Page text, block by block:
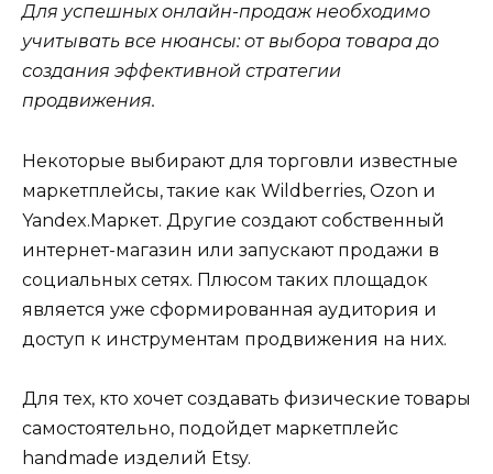
Для успешных онлайн-продаж необходимо
учитывать все нюансы: от выбора товара до
создания эффективной стратегии
продвижения.
Некоторые выбирают для торговли известные
маркетплейсы, такие как Wildberries, Ozon и
Yandex.Маркет. Другие создают собственный
интернет-магазин или запускают продажи в
социальных сетях. Плюсом таких площадок
является уже сформированная аудитория и
доступ к инструментам продвижения на них.
Для тех, кто хочет создавать физические товары
самостоятельно, подойдет маркетплейс
handmade изделий Etsy.